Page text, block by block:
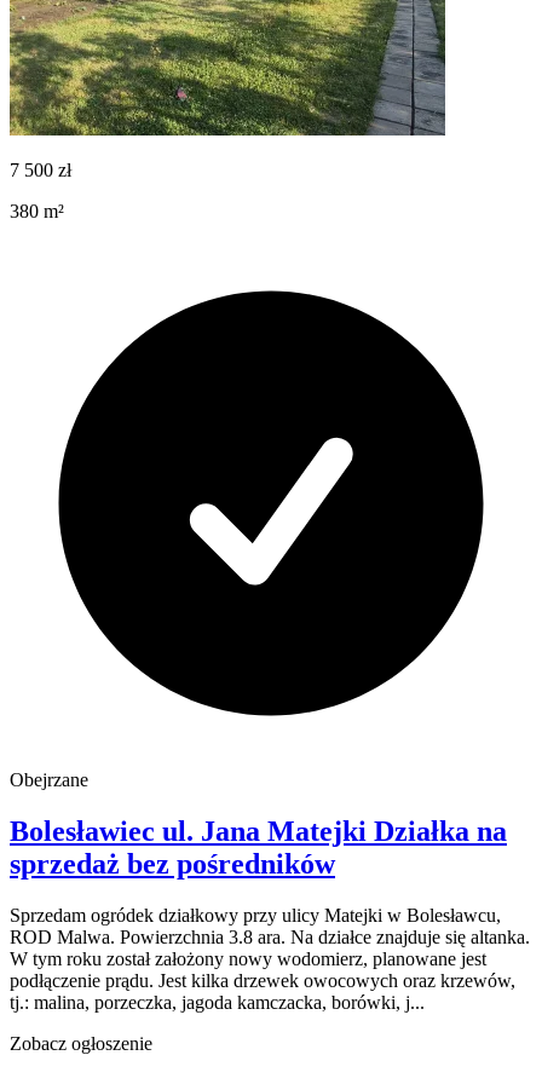
7 500 zł
380 m²
Obejrzane
Bolesławiec ul. Jana Matejki Działka na
sprzedaż bez pośredników
Sprzedam ogródek działkowy przy ulicy Matejki w Bolesławcu,
ROD Malwa. Powierzchnia 3.8 ara. Na działce znajduje się altanka.
W tym roku został założony nowy wodomierz, planowane jest
podłączenie prądu. Jest kilka drzewek owocowych oraz krzewów,
tj.: malina, porzeczka, jagoda kamczacka, borówki, j...
Zobacz ogłoszenie